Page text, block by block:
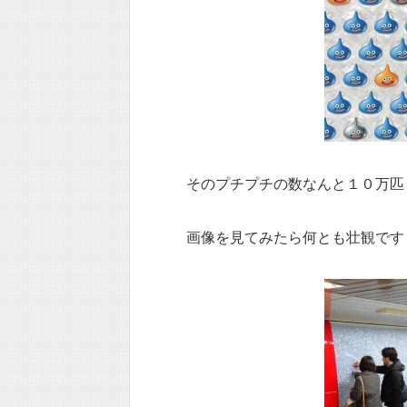
そのプチプチの数なんと１０万匹
画像を見てみたら何とも壮観です